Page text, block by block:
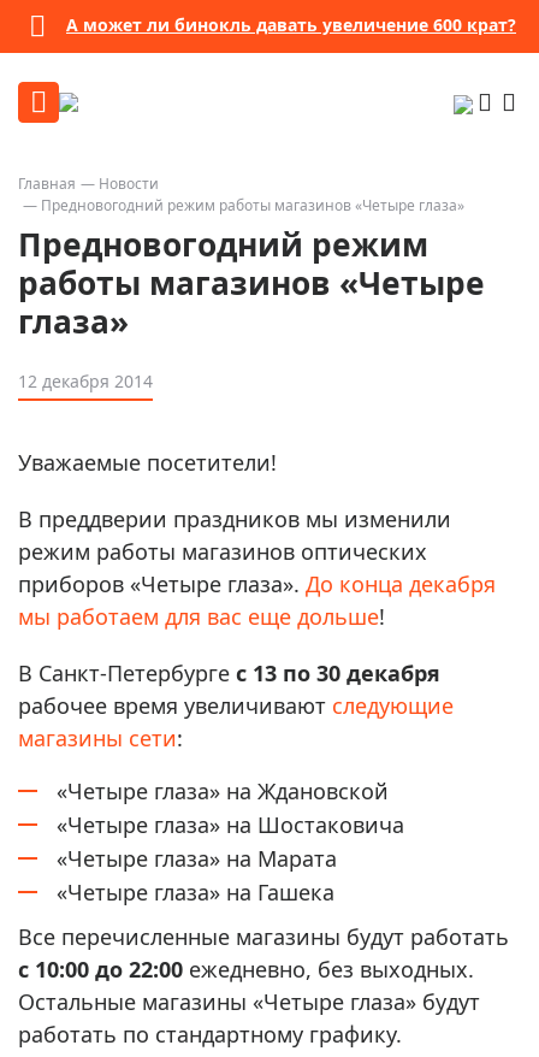
А может ли бинокль давать увеличение 600 крат?
Главная
Новости
Предновогодний режим работы магазинов «Четыре глаза»
Предновогодний режим
работы магазинов «Четыре
глаза»
12 декабря 2014
Уважаемые посетители!
В преддверии праздников мы изменили
режим работы магазинов оптических
приборов «Четыре глаза». До конца декабря
мы работаем для вас еще дольше!
В Санкт-Петербурге с 13 по 30 декабря
рабочее время увеличивают следующие
магазины сети:
«Четыре глаза» на Ждановской
«Четыре глаза» на Шостаковича
«Четыре глаза» на Марата
«Четыре глаза» на Гашека
Все перечисленные магазины будут работать
с 10:00 до 22:00 ежедневно, без выходных.
Остальные магазины «Четыре глаза» будут
работать по стандартному графику.